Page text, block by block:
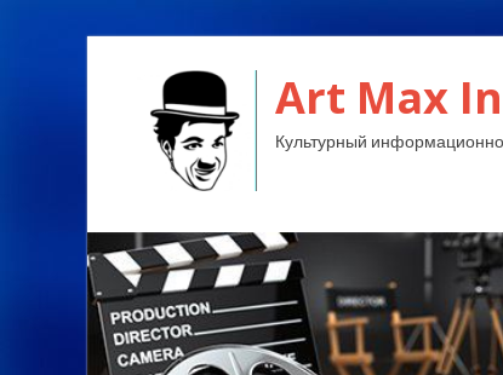
Art Max
Культурный